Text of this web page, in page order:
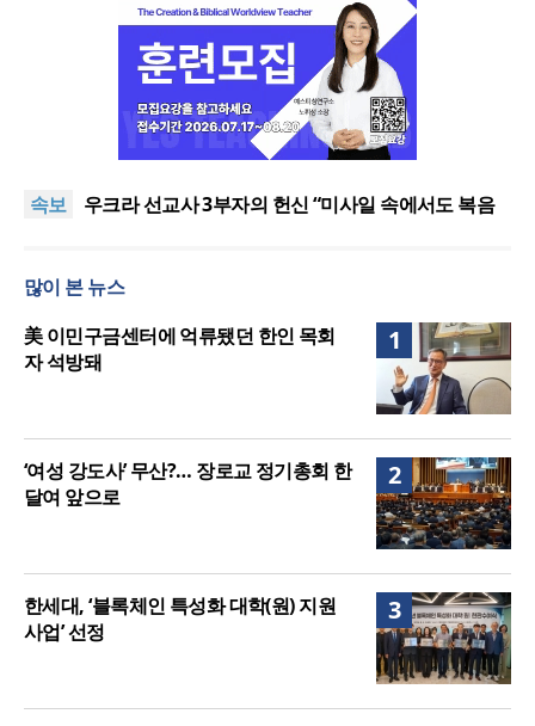
속보
[최원호 목사의 영혼의 양식 63] 말씀은 같은데 왜 열
우크라 선교사 3부자의 헌신 “미사일 속에서도 복음
강력 반발
[최원호 목사의 영혼의 양식 63] 말씀은 같은데 왜 열
美 이민구금센터에 억류됐던 한인 목회자 석방돼
많이 본 뉴스
1
美 이민구금센터에 억류됐던 한인 목회
자 석방돼
2
‘여성 강도사’ 무산?… 장로교 정기총회 한
달여 앞으로
3
한세대, ‘블록체인 특성화 대학(원) 지원
사업’ 선정